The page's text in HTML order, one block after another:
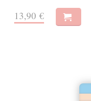
13,90 €